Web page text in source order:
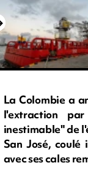
La Colombie a
l'extraction
inestimable" de
San José,
avec ses cales